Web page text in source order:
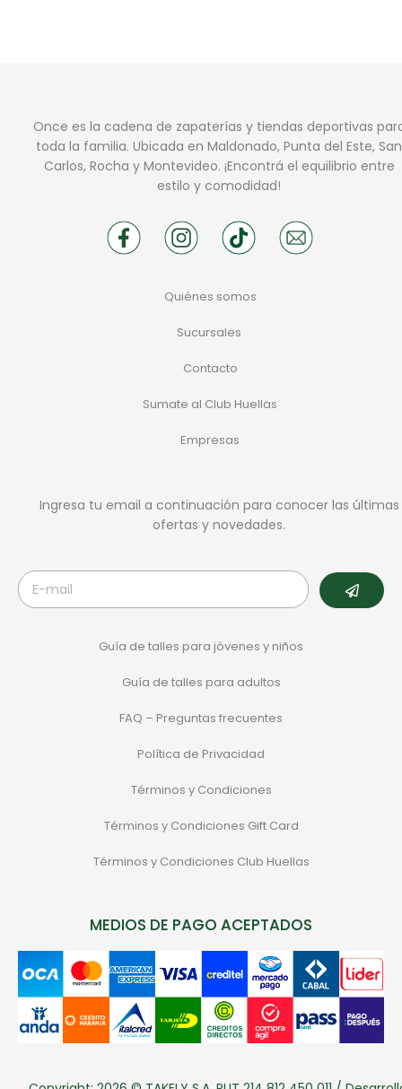
Once es la cadena de zapaterías y tiendas deportivas
toda la familia. Ubicada en Maldonado, Punta del Este, San
Carlos, Rocha y Montevideo. ¡Encontrá el equilibrio entre
estilo y comodidad!
Quiénes somos
Sucursales
Contacto
Sumate al Club Huellas
Empresas
Ingresa tu email a continuación para conocer las últimas
ofertas y novedades.
Guía de talles para jóvenes y niños
Guía de talles para adultos
FAQ – Preguntas frecuentes
Política de Privacidad
Términos y Condiciones
Términos y Condiciones Gift Card
Términos y Condiciones Club Huellas
MEDIOS DE PAGO ACEPTADOS